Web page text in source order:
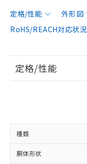
定格/性能 外形図
RoHS/REACH対応状況
定格/性能
種類
胴体形状